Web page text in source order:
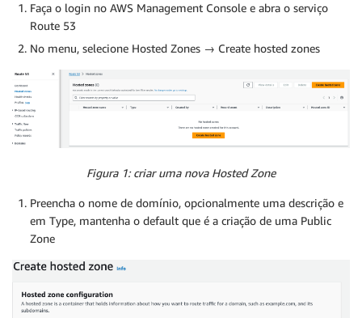
Faça o login no AWS Management Console e abra o serviço
Route 53
No menu, selecione Hosted Zones → Create hosted zones
Figura 1: criar uma nova Hosted Zone
Preencha o nome de domínio, opcionalmente uma descrição e
em Type, mantenha o default que é a criação de uma Public
Zone